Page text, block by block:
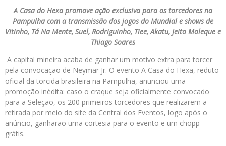
A Casa do Hexa promove ação exclusiva para os torcedores na
Pampulha com a transmissão dos jogos do Mundial e shows de
Vitinho, Tá Na Mente, Suel, Rodriguinho, Tiee, Akatu, Jeito Moleque e
Thiago Soares
A capital mineira acaba de ganhar um motivo extra para torcer
pela convocação de Neymar Jr. O evento A Casa do Hexa, reduto
oficial da torcida brasileira na Pampulha, anunciou uma
promoção inédita: caso o craque seja oficialmente convocado
para a Seleção, os 200 primeiros torcedores que realizarem a
retirada por meio do site da Central dos Eventos, logo após o
anúncio, ganharão uma cortesia para o evento e um chopp
grátis.